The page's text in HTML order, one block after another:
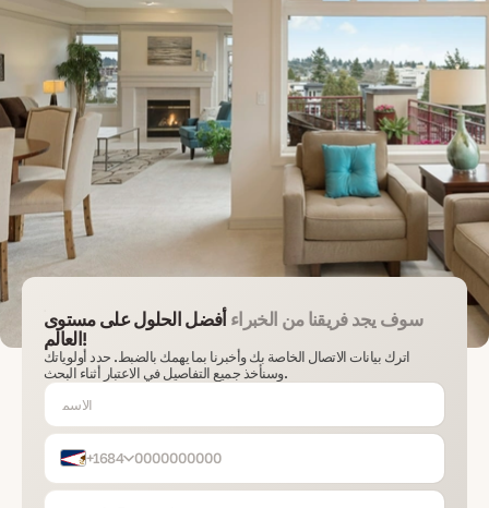
سوف يجد فريقنا من الخبراءأفضل الحلول على مستوى
العالم!
اترك بيانات الاتصال الخاصة بك وأخبرنا بما يهمك بالضبط. حدد أولوياتك
وسنأخذ جميع التفاصيل في الاعتبار أثناء البحث.
+1684